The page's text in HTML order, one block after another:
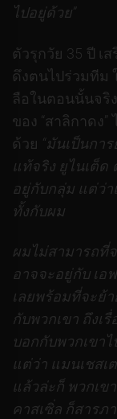
ไปอยู่ด้วย”
ตัวรุกวัย 35 ปี เ
ดึงตนไปร่วมทีม
ลือในตอนนั้นจริ
ของ “สาลิกาดง
ด้วย “มันเป็นกา
แท้จริง ยูไนเต็ด
อยู่กับกลุ่ม แต่ว่
ทั้งกับผม
ผมไม่สามารถที่
อาจจะอยู่กับ เอ
เลยพร้อมที่จะย้
กับพวกเขา ถึงเ
บอกกับพวกเขา
แต่ว่า แมนเชสเ
แล้วล่ะก็ พวกเข
คาสเซิ่ล ก็สารภ